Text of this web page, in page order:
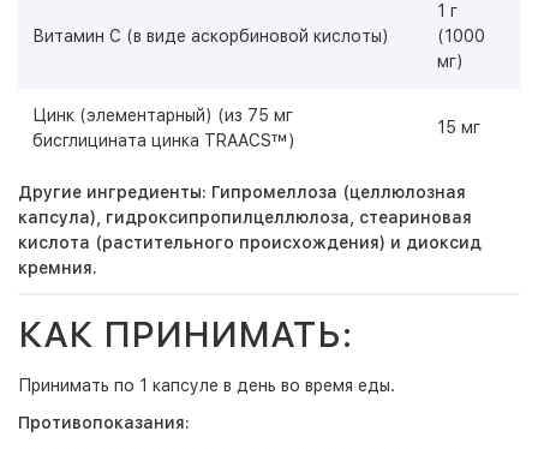
Витамин C (в виде аскорбиновой кислоты)
1 г
(1000
мг)
Цинк (элементарный) (из 75 мг
бисглицината цинка TRAACS™)
15 мг
Другие ингредиенты: Гипромеллоза (целлюлозная
капсула), гидроксипропилцеллюлоза, стеариновая
кислота (растительного происхождения) и диоксид
кремния.
КАК ПРИНИМАТЬ:
Принимать по 1 капсуле в день во время еды.
Противопоказания: